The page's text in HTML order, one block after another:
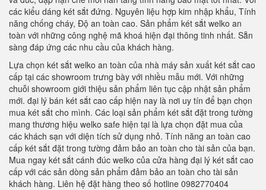
các kiểu dáng két sắt đứng. Nguyên liệu hợp kim nhập khẩu, Tính
năng chống cháy, Độ an toàn cao. Sản phẩm két sắt welko an
toàn với những công nghệ mã khoá hiện đại thông tinh nhất. Sẵn
sàng đáp ứng các nhu cầu của khách hàng.
Lựa chọn két sắt welko an toàn của nhà máy sản xuất két sắt cao
cấp tại các showroom trưng bày với nhiều mẫu mới. Với những
chuỗi showroom giới thiệu sản phẩm liên tục cập nhật sản phẩm
mới. đại lý bán két sắt cao cấp hiện nay là nơi uy tín để bạn chọn
mua két sắt cho mình. Các loại sản phẩm két sắt đặt trong tường
mang thương hiệu welko safe hiện tại là lựa chọn đặt mua của
các khách sạn với diện tích sử dụng nhỏ. Tính năng an toàn cao
cấp két sắt đặt trong tường đảm bảo an toàn cho tài sản của bạn.
Mua ngay két sắt cánh đúc welko của cửa hàng đại lý két sắt cao
cấp với các sản dòng sản phẩm đảm bảo an toàn cho tài sản
khách hàng. Liên hệ đặt hàng theo số hotline 0982770404